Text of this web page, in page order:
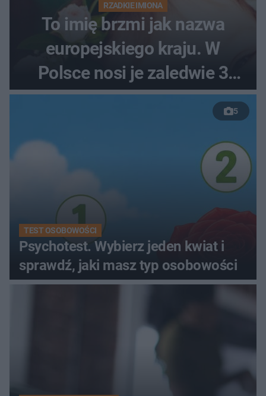
RZADKIE IMIONA
To imię brzmi jak nazwa
europejskiego kraju. W
Polsce nosi je zaledwie 3
kobiety
5
TEST OSOBOWOŚCI
Psychotest. Wybierz jeden kwiat i
sprawdź, jaki masz typ osobowości